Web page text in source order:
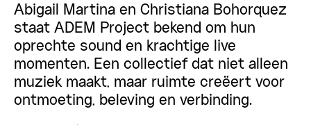
Abigail Martina en Christiana Bohorquez
staat ADEM Project bekend om hun
oprechte sound en krachtige live
momenten. Een collectief dat niet alleen
muziek maakt, maar ruimte creëert voor
ontmoeting, beleving en verbinding.